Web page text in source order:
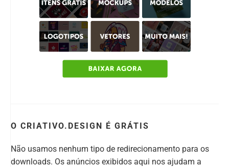
O CRIATIVO.DESIGN É GRÁTIS
Não usamos nenhum tipo de redirecionamento para os
downloads. Os anúncios exibidos aqui nos ajudam a